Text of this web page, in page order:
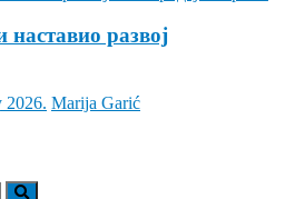
развој
2026. Marija Garić